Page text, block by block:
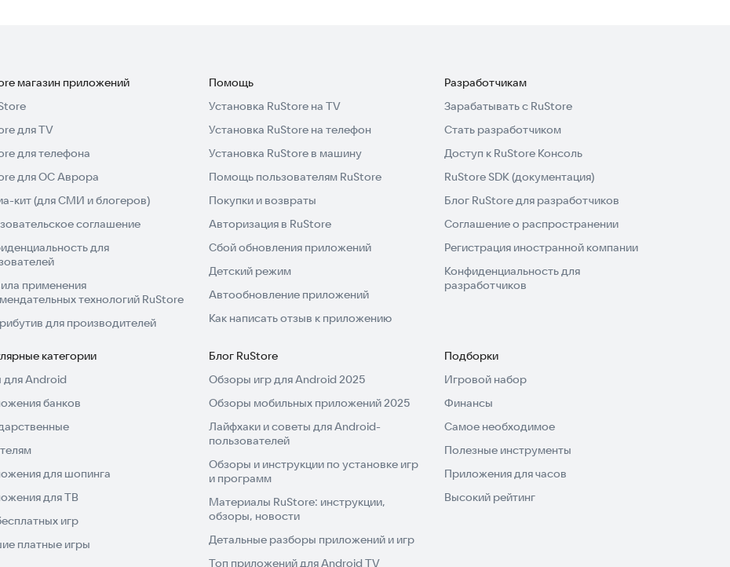
магазин приложений
для TV
для телефона
для ОС Аврора
кит (для СМИ и блогеров)
соглашение
для
применения
технологий RuStore
для производителей
Помощь
Установка RuStore на TV
Установка RuStore на телефон
Установка RuStore в машину
Помощь пользователям RuStore
Покупки и возвраты
Авторизация в RuStore
Сбой обновления приложений
Детский режим
Автообновление приложений
Как написать отзыв к приложению
Разработчикам
Зарабатывать с RuStore
Стать разработчиком
Доступ к RuStore Консоль
RuStore SDK (документация)
Блог RuStore для разработчиков
Соглашение о распространении
Регистрация иностранной компании
Конфиденциальность для
разработчиков
категории
для Android
банков
для шопинга
для ТВ
игр
платные игры
Блог RuStore
Обзоры игр для Android 2025
Обзоры мобильных приложений 2025
Лайфхаки и советы для Android-
пользователей
Обзоры и инструкции по установке игр
и программ
Материалы RuStore: инструкции,
обзоры, новости
Детальные разборы приложений и игр
Топ приложений для Android TV
Подборки
Игровой набор
Финансы
Самое необходимое
Полезные инструменты
Приложения для часов
Высокий рейтинг